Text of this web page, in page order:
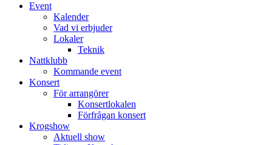
Event
Kalender
Vad vi erbjuder
Lokaler
Teknik
Nattklubb
Kommande event
Konsert
För arrangörer
Konsertlokalen
Förfrågan konsert
Krogshow
Aktuell show